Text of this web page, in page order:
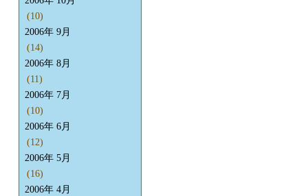
(10)
2006年 9月
(14)
2006年 8月
(11)
2006年 7月
(10)
2006年 6月
(12)
2006年 5月
(16)
2006年 4月